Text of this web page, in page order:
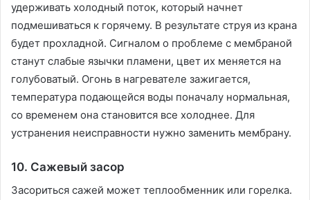
удерживать холодный поток, который начнет
подмешиваться к горячему. В результате струя из крана
будет прохладной. Сигналом о проблеме с мембраной
станут слабые язычки пламени, цвет их меняется на
голубоватый. Огонь в нагревателе зажигается,
температура подающейся воды поначалу нормальная,
со временем она становится все холоднее. Для
устранения неисправности нужно заменить мембрану.
10. Сажевый засор
Засориться сажей может теплообменник или горелка.